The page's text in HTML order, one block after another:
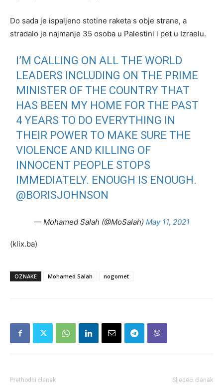
Do sada je ispaljeno stotine raketa s obje strane, a
stradalo je najmanje 35 osoba u Palestini i pet u Izraelu.
I’M CALLING ON ALL THE WORLD
LEADERS INCLUDING ON THE PRIME
MINISTER OF THE COUNTRY THAT
HAS BEEN MY HOME FOR THE PAST
4 YEARS TO DO EVERYTHING IN
THEIR POWER TO MAKE SURE THE
VIOLENCE AND KILLING OF
INNOCENT PEOPLE STOPS
IMMEDIATELY. ENOUGH IS ENOUGH.
@BORISJOHNSON
— Mohamed Salah (@MoSalah) May 11, 2021
(klix.ba)
OZNAKE Mohamed Salah nogomet
Prethodni članak Sljedeći članak